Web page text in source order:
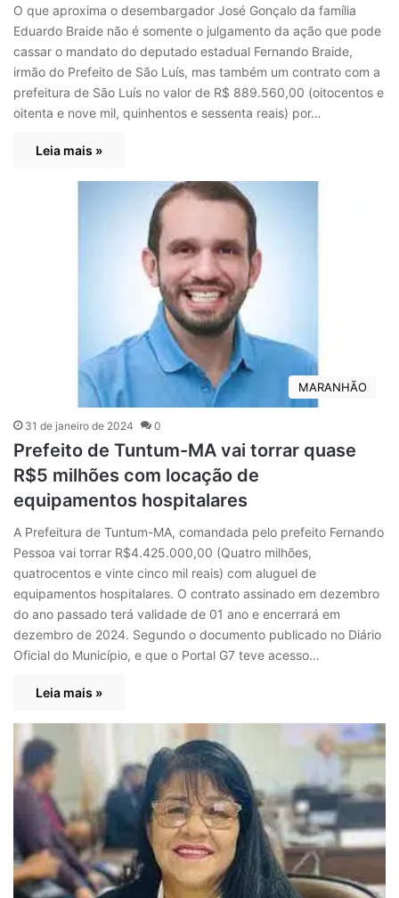
O que aproxima o desembargador José Gonçalo da família
Eduardo Braide não é somente o julgamento da ação que pode
cassar o mandato do deputado estadual Fernando Braide,
irmão do Prefeito de São Luís, mas também um contrato com a
prefeitura de São Luís no valor de R$ 889.560,00 (oitocentos e
oitenta e nove mil, quinhentos e sessenta reais) por…
Leia mais »
MARANHÃO
31 de janeiro de 2024 0
Prefeito de Tuntum-MA vai torrar quase
R$5 milhões com locação de
equipamentos hospitalares
A Prefeitura de Tuntum-MA, comandada pelo prefeito Fernando
Pessoa vai torrar R$4.425.000,00 (Quatro milhões,
quatrocentos e vinte cinco mil reais) com aluguel de
equipamentos hospitalares. O contrato assinado em dezembro
do ano passado terá validade de 01 ano e encerrará em
dezembro de 2024. Segundo o documento publicado no Diário
Oficial do Município, e que o Portal G7 teve acesso…
Leia mais »